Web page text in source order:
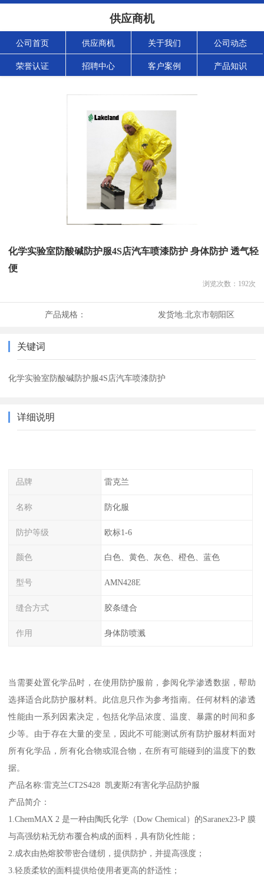
供应商机
公司首页 供应商机 关于我们 公司动态
荣誉认证 招聘中心 客户案例 产品知识
化学实验室防酸碱防护服4S店汽车喷漆防护 身体防护 透气轻
便
浏览次数： 192次
产品规格： 发货地:北京市朝阳区
关键词
化学实验室防酸碱防护服4S店汽车喷漆防护
详细说明
品牌 雷克兰
名称 防化服
防护等级 欧标1-6
颜色 白色、黄色、灰色、橙色、蓝色
型号 AMN428E
缝合方式 胶条缝合
作用 身体防喷溅
当需要处置化学品时，在使用防护服前，参阅化学渗透数据，帮助
选择适合此防护服材料。此信息只作为参考指南。任何材料的渗透
性能由一系列因素决定，包括化学品浓度、温度、暴露的时间和多
少等。由于存在大量的变呈，因此不可能测试所有防护服材料面对
所有化学品，所有化合物或混合物，在所有可能碰到的温度下的数
据。
产品名称:雷克兰CT2S428 凯麦斯2有害化学品防护服
产品简介：
1.ChemMAX 2 是一种由陶氏化学（Dow Chemical）的Saranex23-P 膜
与高强纺粘无纺布覆合构成的面料，具有防化性能；
2.成衣由热熔胶带密合缝纫，提供防护，并提高强度；
3.轻质柔软的面料提供给使用者更高的舒适性；